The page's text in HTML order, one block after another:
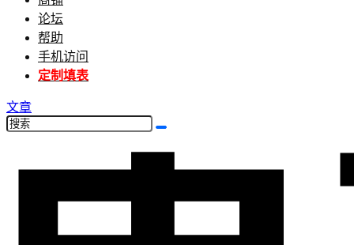
论坛
帮助
手机访问
定制填表
文章